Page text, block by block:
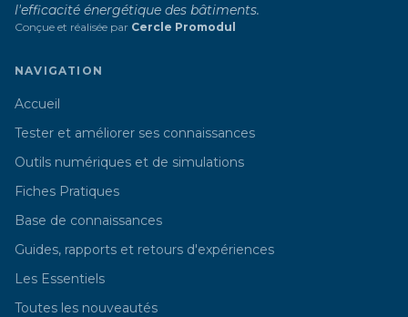
l'efficacité énergétique des bâtiments.
Conçue et réalisée par Cercle Promodul
NAVIGATION
Accueil
Tester et améliorer ses connaissances
Outils numériques et de simulations
Fiches Pratiques
Base de connaissances
Guides, rapports et retours d'expériences
Les Essentiels
Toutes les nouveautés